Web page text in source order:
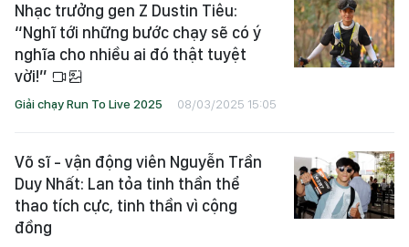
Nhạc trưởng gen Z Dustin Tiêu:
“Nghĩ tới những bước chạy sẽ có ý
nghĩa cho nhiều ai đó thật tuyệt
vời!”
Giải chạy Run To Live 2025 08/03/2025 15:05
Võ sĩ - vận động viên Nguyễn Trần
Duy Nhất: Lan tỏa tinh thần thể
thao tích cực, tinh thần vì cộng
đồng